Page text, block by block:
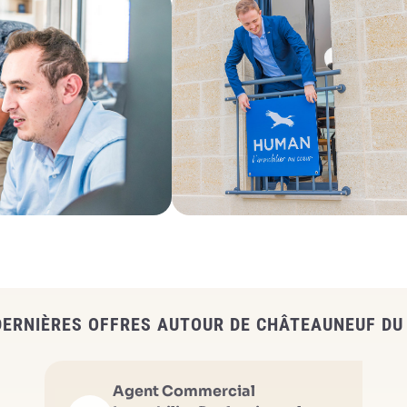
OFFRES AUTOUR DE CHÂTEAUNEUF
Agent Commercial